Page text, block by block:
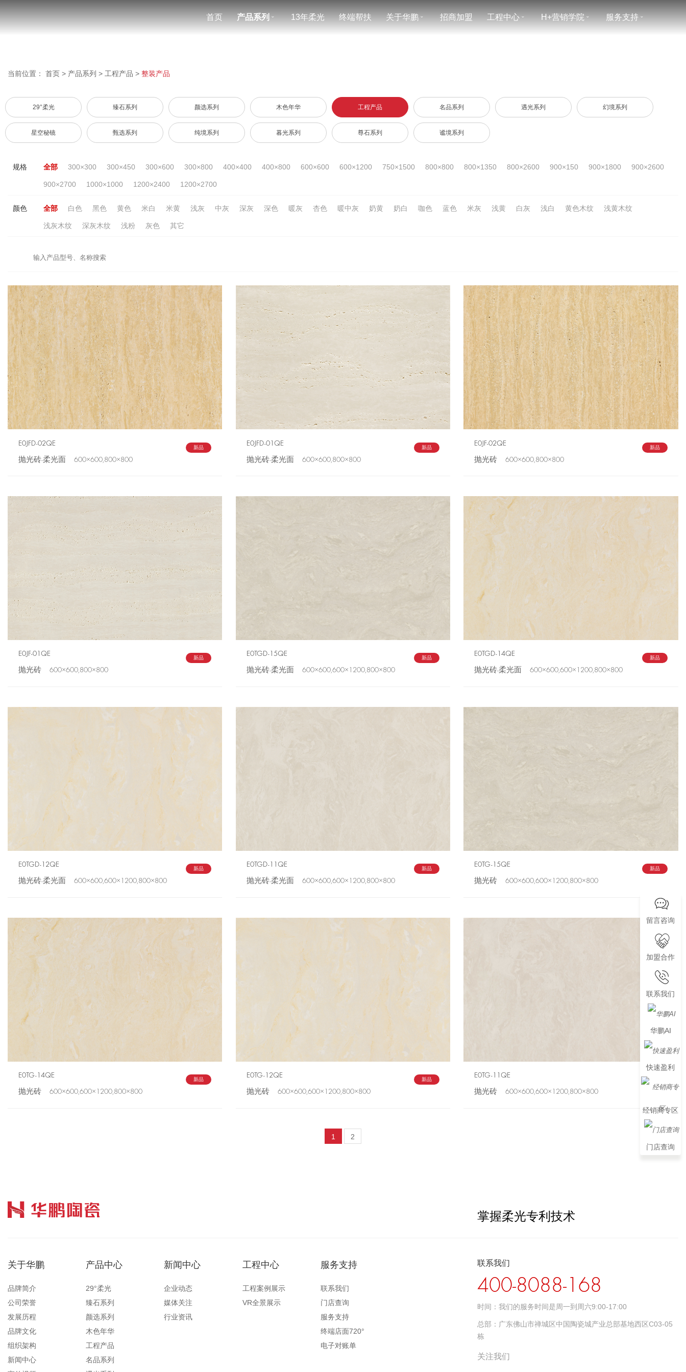
首页 产品系列 ˇ 13年柔光 终端帮扶 关于华鹏 ˇ 招商加盟 工程中心 ˇ H+营销学院 ˇ 服务支持 ˇ
当前位置： 首页 > 产品系列 > 工程产品 > 整装产品
29°柔光 臻石系列 颜选系列 木色年华 工程产品 名品系列 遇光系列 幻境系列
星空秘镜 甄选系列 纯境系列 暮光系列 尊石系列 谧境系列
规格 全部 300×300 300×450 300×600 300×800 400×400 400×800 600×600 600×1200 750×1500 800×800 800×1350 800×2600 900×150 900×1800 900×2600
900×2700 1000×1000 1200×2400 1200×2700
颜色 全部 白色 黑色 黄色 米白 米黄 浅灰 中灰 深灰 深色 暖灰 杏色 暖中灰 奶黄 奶白 咖色 蓝色 米灰 浅黄 白灰 浅白 黄色木纹 浅黄木纹
浅灰木纹 深灰木纹 浅粉 灰色 其它
E0JFD-02QE
抛光砖-柔光面 600×600,800×800
新品 E0JFD-01QE
抛光砖-柔光面 600×600,800×800
新品 E0JF-02QE
抛光砖 600×600,800×800
新品
E0JF-01QE
抛光砖 600×600,800×800
新品 E0TGD-15QE
抛光砖-柔光面 600×600,600×1200,800×800
新品 E0TGD-14QE
抛光砖-柔光面 600×600,600×1200,800×800
新品
E0TGD-12QE
抛光砖-柔光面 600×600,600×1200,800×800
新品 E0TGD-11QE
抛光砖-柔光面 600×600,600×1200,800×800
新品 E0TG-15QE
抛光砖 600×600,600×1200,800×800
新品
E0TG-14QE
抛光砖 600×600,600×1200,800×800
新品 E0TG-12QE
抛光砖 600×600,600×1200,800×800
新品 E0TG-11QE
抛光砖 600×600,600×1200,800×800
1 2
掌握柔光专利技术
关于华鹏
品牌简介
公司荣誉
发展历程
品牌文化
组织架构
新闻中心
产品中心
29°柔光
臻石系列
颜选系列
木色年华
工程产品
名品系列
新闻中心
企业动态
媒体关注
行业资讯
工程中心
工程案例展示
VR全景展示
服务支持
联系我们
门店查询
服务支持
终端店面720°
电子对账单
联系我们
400-8088-168
时间： 我们的服务时间是周一到周六9:00-17:00
总部： 广东佛山市禅城区中国陶瓷城产业总部基地西区C03-05
栋
关注我们
留言咨询
加盟合作
联系我们
华鹏AI
快速盈利
经销商专区
门店查询